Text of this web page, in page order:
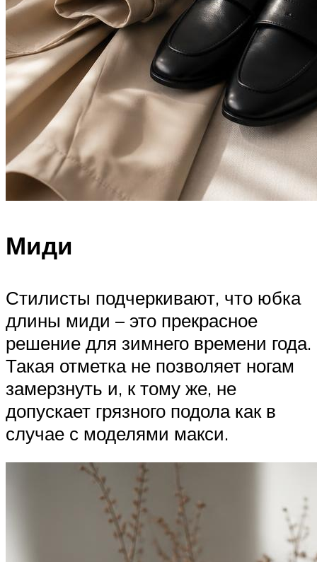
Миди
Стилисты подчеркивают, что юбка
длины миди – это прекрасное
решение для зимнего времени года.
Такая отметка не позволяет ногам
замерзнуть и, к тому же, не
допускает грязного подола как в
случае с моделями макси.